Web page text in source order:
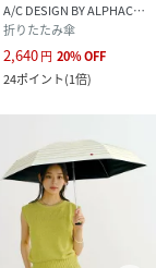
A/C DESIGN BY ALPHACUBIC
折りたたみ傘
2,640円 20%OFF
24ポイント(1倍)